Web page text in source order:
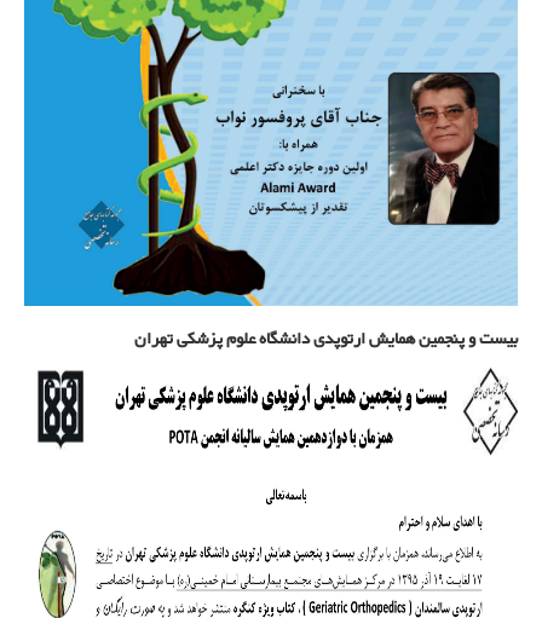
بیست و پنجمین همایش ارتوپدی دانشگاه علوم پزشکی تهران